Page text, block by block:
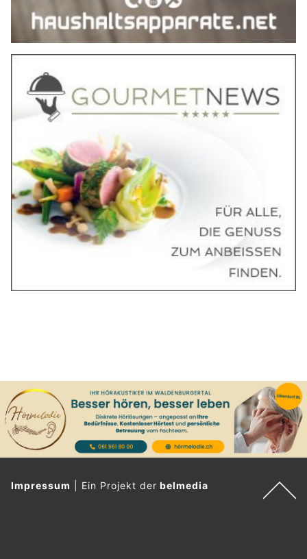
Impressum Ein Projekt derbelmedia